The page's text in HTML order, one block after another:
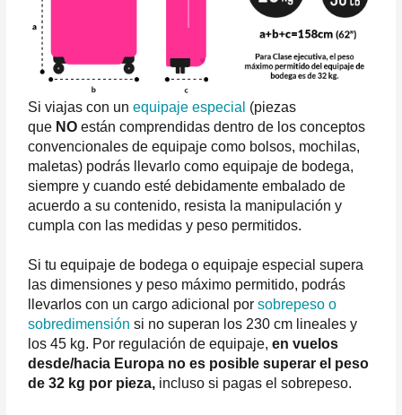
Si viajas con unequipaje especial (piezas
que NO están comprendidas dentro de los conceptos
convencionales de equipaje como bolsos, mochilas,
maletas) podrás llevarlo como equipaje de bodega,
siempre y cuando esté debidamente embalado de
acuerdo a su contenido, resista la manipulación y
cumpla con las medidas y peso permitidos.
Si tu equipaje de bodega o equipaje especial supera
las dimensiones y peso máximo permitido, podrás
llevarlos con un cargo adicional porsobrepeso o
sobredimensión si no superan los 230 cm lineales y
los 45 kg. Por regulación de equipaje,en vuelos
desde/hacia Europa no es posible superar el peso
de 32 kg por pieza, incluso si pagas el sobrepeso.